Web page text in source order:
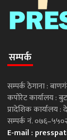
सम्पर्क
सम्पर्क ठेगाना :
कपोरेट कार्यालय :
प्रादेशिक कार्यालय :
सम्पर्क नं.
E-mail :